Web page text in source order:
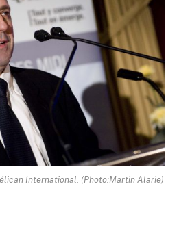
International. (Photo:Martin Alarie)